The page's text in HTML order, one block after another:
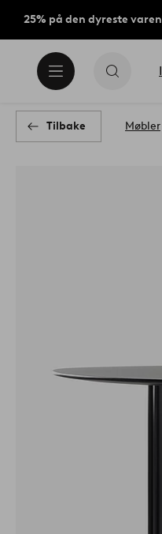
25% på den dyreste
Tilbake Møbler